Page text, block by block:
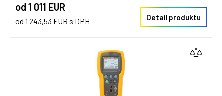
od 1 011 EUR
od 1 243,53 EUR s DPH Detail produktu